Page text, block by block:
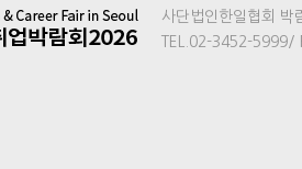
사단법인한일협회
TEL.02-3452-5999/